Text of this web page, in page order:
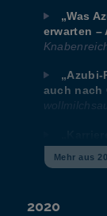
„Was
erwarten –
„Azubi-
auch nach
valide
NEWS,
Mehr aus
2020